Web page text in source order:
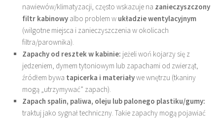
nawiewów/klimatyzacji, często wskazuje na zanieczyszczony
filtr kabinowy albo problem w układzie wentylacyjnym
(wilgotne miejsca i zanieczyszczenia w okolicach
filtra/parownika).
Zapachy od resztek w kabinie: jeżeli woń kojarzy się z
jedzeniem, dymem tytoniowym lub zapachami od zwierząt,
źródłem bywa tapicerka i materiaływe wnętrzu (tkaniny
mogą „utrzymywać” zapach).
Zapach spalin, paliwa, oleju lub palonego plastiku/gumy:
traktuj jako sygnał techniczny. Takie zapachy mogą pojawiać